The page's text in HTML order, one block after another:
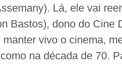
Lá, ele vai
Bastos), dono do Cine
vivo o cinema,
na década de 70.